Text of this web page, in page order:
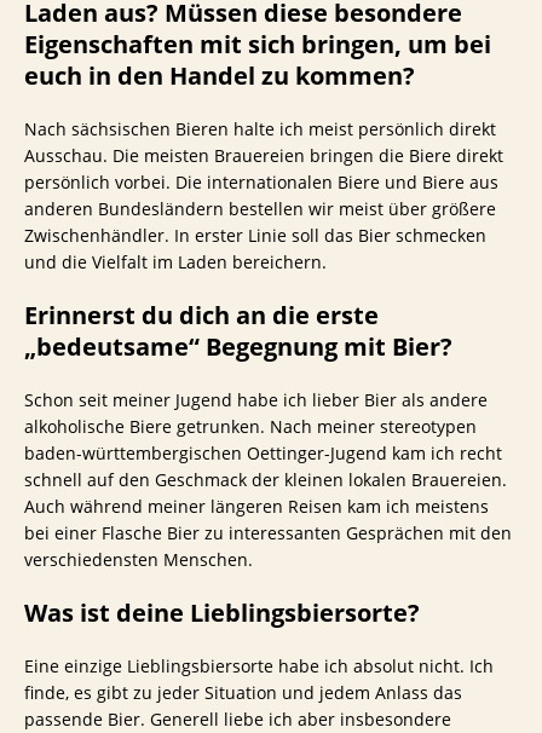
Laden aus? Müssen diese besondere
Eigenschaften mit sich bringen, um bei
euch in den Handel zu kommen?
Nach sächsischen Bieren halte ich meist persönlich direkt
Ausschau. Die meisten Brauereien bringen die Biere direkt
persönlich vorbei. Die internationalen Biere und Biere aus
anderen Bundesländern bestellen wir meist über größere
Zwischenhändler. In erster Linie soll das Bier schmecken
und die Vielfalt im Laden bereichern.
Erinnerst du dich an die erste
„bedeutsame“ Begegnung mit Bier?
Schon seit meiner Jugend habe ich lieber Bier als andere
alkoholische Biere getrunken. Nach meiner stereotypen
baden-württembergischen Oettinger-Jugend kam ich recht
schnell auf den Geschmack der kleinen lokalen Brauereien.
Auch während meiner längeren Reisen kam ich meistens
bei einer Flasche Bier zu interessanten Gesprächen mit den
verschiedensten Menschen.
Was ist deine Lieblingsbiersorte?
Eine einzige Lieblingsbiersorte habe ich absolut nicht. Ich
finde, es gibt zu jeder Situation und jedem Anlass das
passende Bier. Generell liebe ich aber insbesondere